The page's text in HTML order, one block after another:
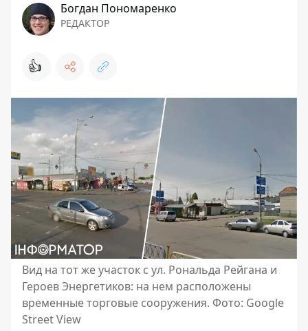
Богдан Пономаренко
РЕДАКТОР
👍
Вид на тот же участок с ул. Рональда Рейгана и
Героев Энергетиков: на нем расположены
временные торговые сооружения. Фото: Google
Street View